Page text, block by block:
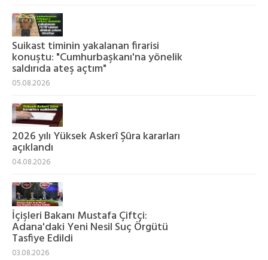
Suikast timinin yakalanan firarisi
konuştu: "Cumhurbaşkanı'na yönelik
saldırıda ateş açtım"
05.08.2026
2026 yılı Yüksek Askerî Şûra kararları
açıklandı
04.08.2026
İçişleri Bakanı Mustafa Çiftçi:
Adana'daki Yeni Nesil Suç Örgütü
Tasfiye Edildi
03.08.2026